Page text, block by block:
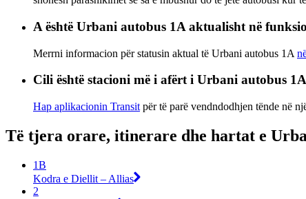
A është Urbani autobus 1A aktualisht në
Merrni informacion për statusin aktual të Urbani autobus 1A
Cili është stacioni më i afërt i Urbani autobus
Hap aplikacionin Transit për të parë vendndodhjen tënde në
Të tjera orare, itinerare dhe hartat e
1B
Kodra e Diellit – Allias
2